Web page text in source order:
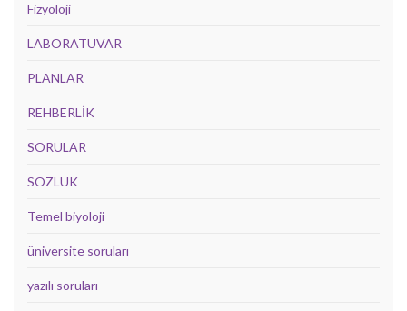
Fizyoloji
LABORATUVAR
PLANLAR
REHBERLİK
SORULAR
SÖZLÜK
Temel biyoloji
üniversite soruları
yazılı soruları